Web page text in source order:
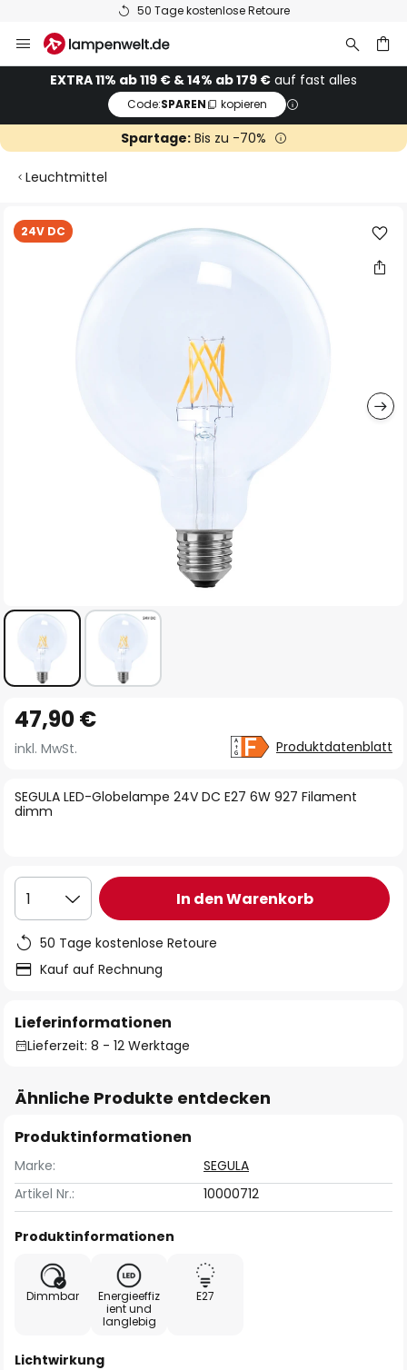
50 Tage kostenlose Retoure
Inhalt
springenEXTRA 11% ab 119 € & 14% ab 179 € auf fast alles
Code:SPAREN kopieren
Spartage:Bis zu -70%
Leuchtmittel
24V DC
Zum
Ende
Anfang
der
springen
SEGULA LED-Globelampe 24V DC E27 6W 927 Filament
dimm
47,90 €
inkl. MwSt. Produktdatenblatt
1 In den Warenkorb
50 Tage kostenlose Retoure
Kauf auf Rechnung
Lieferinformationen
Lieferzeit: 8 - 12 Werktage
Ähnliche Produkte entdecken
Produktinformationen
Marke:
SEGULA
Artikel Nr.:
10000712
Produktinformationen
Dimmbar
Energieeffiz
ient und
langlebig
E27
Lichtwirkung